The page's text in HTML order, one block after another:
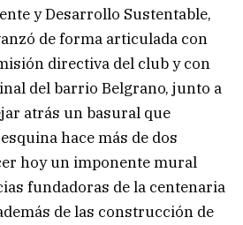
y Desarrollo Sustentable,
de forma articulada con
directiva del club y con
del barrio Belgrano, junto a
atrás un basural que
hace más de dos
hoy un imponente mural
fundadoras de la centenaria
de las construcción de